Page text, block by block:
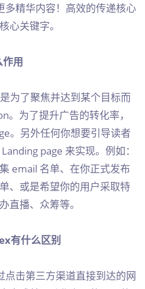
精华内容！高效的传递核心
心关键字。
用
为了聚焦并达到某个目标而
。为了提升广告的转化率，
。另外任何你想要引导读者
page 来实现。例如：
email 名单、在你正式发布
、或是希望你的用户采取特
直播、众筹等。
有什么区别
点击第三方渠道直接到达的网